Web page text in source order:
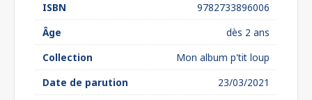
ISBN
9782733896006
Âge
dès 2 ans
Collection
Mon album p'tit loup
Date de parution
23/03/2021